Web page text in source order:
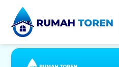
content